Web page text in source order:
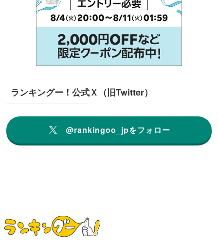
ランキングー！公式Ｘ（旧Twitter）
@rankingoo_jpをフォロー